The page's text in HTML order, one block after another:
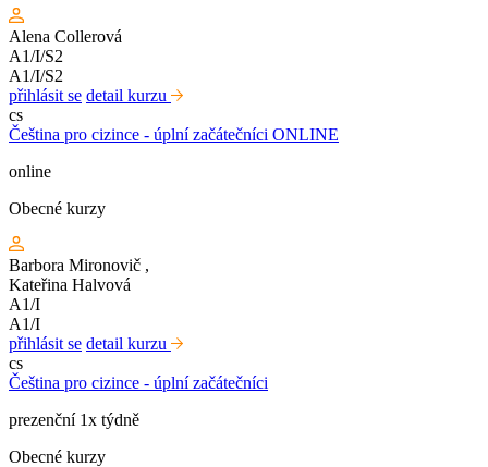
Alena Collerová
A1/I/S2
A1/I/S2
přihlásit se detail kurzu
cs
Čeština pro cizince - úplní začátečníci ONLINE
online
Obecné kurzy
Barbora Mironovič ,
Kateřina Halvová
A1/I
A1/I
přihlásit se detail kurzu
cs
Čeština pro cizince - úplní začátečníci
prezenční 1x týdně
Obecné kurzy